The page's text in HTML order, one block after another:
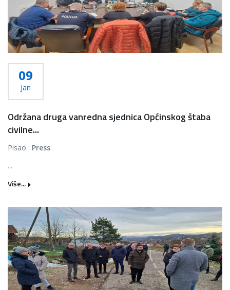
09
Jan
Održana druga vanredna sjednica Općinskog štaba
civilne...
Pisao : Press
...
Više...